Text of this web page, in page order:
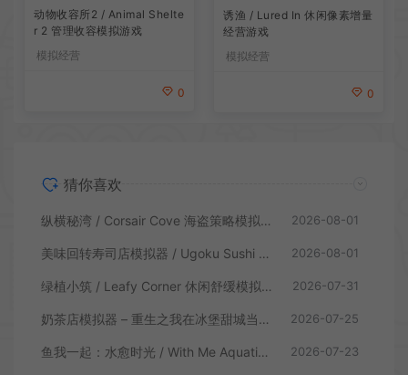
动物收容所2 / Animal Shelte
r 2 管理收容模拟游戏
模拟经营
0
诱渔 / Lured In 休闲像素增量
经营游戏
模拟经营
0
猜你喜欢
纵横秘湾 / Corsair Cove 海盗策略模拟游戏 2026-08-01
美味回转寿司店模拟器 / Ugoku Sushi Bar 休闲治愈模拟游戏 2026-08-01
绿植小筑 / Leafy Corner 休闲舒缓模拟游戏 2026-07-31
奶茶店模拟器 – 重生之我在冰堡甜城当店长 / Boba Cafe Simulator 模拟经营游戏 2026-07-25
鱼我一起：水愈时光 / With Me Aquatic Time 休闲养鱼游戏 2026-07-23